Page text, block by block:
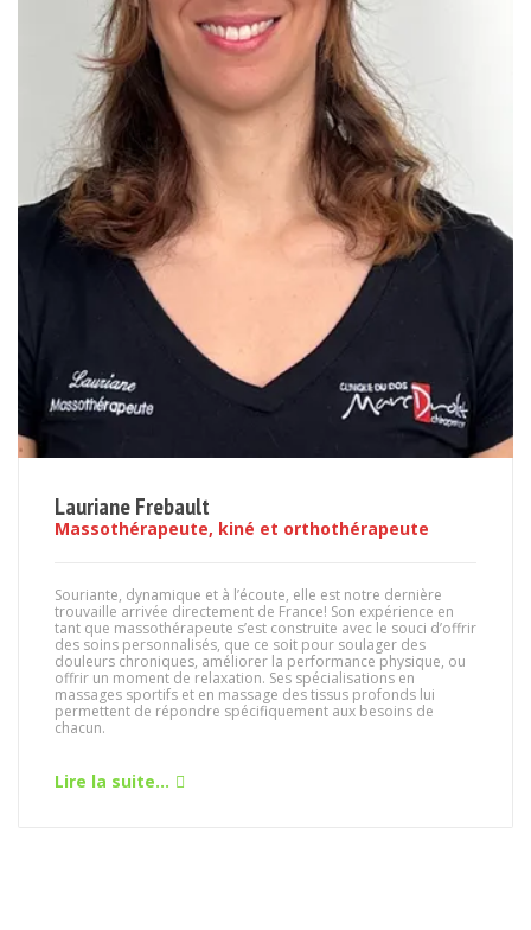
Lauriane Frebault
Massothérapeute, kiné et orthothérapeute
Souriante, dynamique et à l’écoute, elle est notre dernière
trouvaille arrivée directement de France! Son expérience en
tant que massothérapeute s’est construite avec le souci d’offrir
des soins personnalisés, que ce soit pour soulager des
douleurs chroniques, améliorer la performance physique, ou
offrir un moment de relaxation. Ses spécialisations en
massages sportifs et en massage des tissus profonds lui
permettent de répondre spécifiquement aux besoins de
chacun.
Lire la suite...